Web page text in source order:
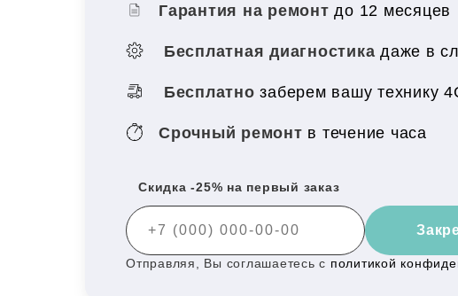
Гарантия на ремонтдо 12 месяцев
Бесплатная диагностика даже в
Бесплатно заберем вашу технику
Срочный ремонт в течение часа
Скидка -25% на первый заказ
Отправляя, Вы соглашаетесь с политикой